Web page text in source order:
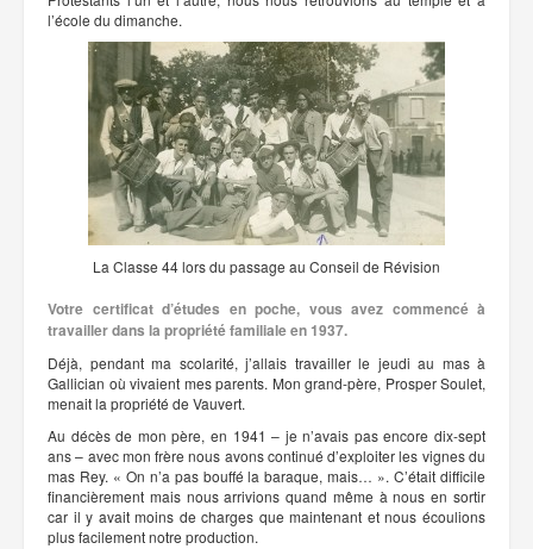
l’école du dimanche.
La Classe 44 lors du passage au Conseil de Révision
Votre certificat d’études en poche, vous avez commencé à
travailler dans la propriété familiale en 1937.
Déjà, pendant ma scolarité, j’allais travailler le jeudi au mas à
Gallician où vivaient mes parents. Mon grand-père, Prosper Soulet,
menait la propriété de Vauvert.
Au décès de mon père, en 1941 – je n’avais pas encore dix-sept
ans – avec mon frère nous avons continué d’exploiter les vignes du
mas Rey. « On n’a pas bouffé la baraque, mais… ». C’était difficile
financièrement mais nous arrivions quand même à nous en sortir
car il y avait moins de charges que maintenant et nous écoulions
plus facilement notre production.